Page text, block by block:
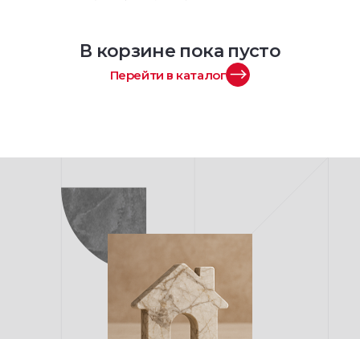
В корзине пока пусто
Перейти в каталог